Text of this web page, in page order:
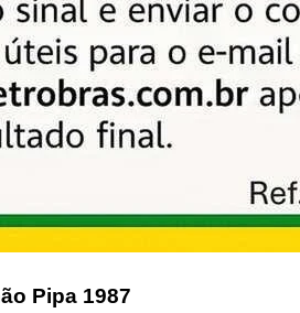
Pipa 1987